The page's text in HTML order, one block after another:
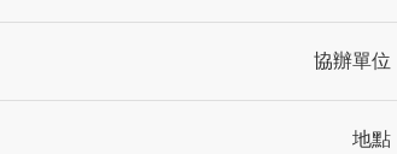
協辦單位
地點